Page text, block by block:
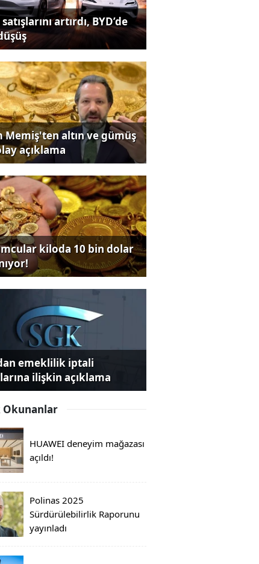
artırdı, BYD’de
Memiş'ten altın ve gümüş
açıklama
kiloda 10 bin dolar
emeklilik iptali
ilişkin açıklama
Okunanlar
HUAWEI deneyim mağazası
açıldı!
Polinas 2025
Sürdürülebilirlik Raporunu
yayınladı